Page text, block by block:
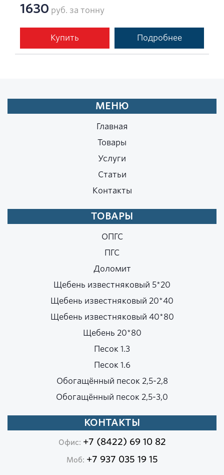
1630 руб. за тонну
Купить Подробнее
МЕНЮ
Главная
Товары
Услуги
Статьи
Контакты
ТОВАРЫ
ОПГС
ПГС
Доломит
Щебень известняковый 5*20
Щебень известняковый 20*40
Щебень известняковый 40*80
Щебень 20*80
Песок 1.3
Песок 1.6
Обогащённый песок 2,5-2,8
Обогащённый песок 2,5-3,0
КОНТАКТЫ
Офис: +7 (8422) 69 10 82
Моб: +7 937 035 19 15